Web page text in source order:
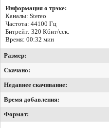
Информация о трэке:
Каналы: Stereo
Частота: 44100 Гц
Битрейт: 320 Кбит/сек.
Время: 00:32 мин
Размер:
Скачано:
Недавнее скачивание:
Время добавления:
Формат: